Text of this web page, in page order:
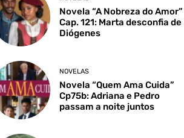
Novela “A Nobreza do Amor”
Cap. 121: Marta desconfia de
Diógenes
NOVELAS
Novela “Quem Ama Cuida”
Cp75b: Adriana e Pedro
passam a noite juntos